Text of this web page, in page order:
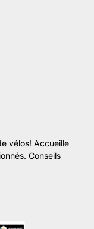
vélos! Accueille
Conseils